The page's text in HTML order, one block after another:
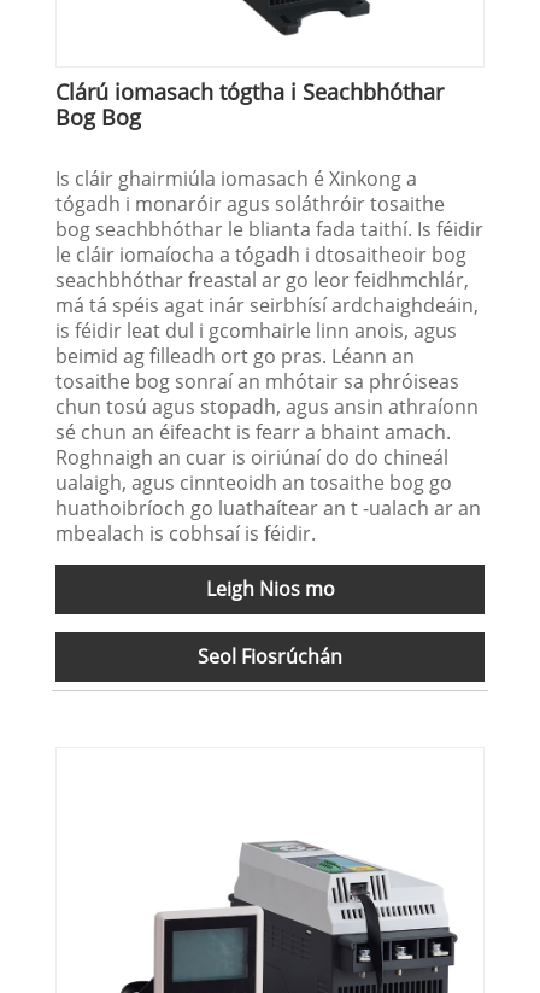
Clárú iomasach tógtha i Seachbhóthar
Bog Bog
Is cláir ghairmiúla iomasach é Xinkong a
tógadh i monaróir agus soláthróir tosaithe
bog seachbhóthar le blianta fada taithí. Is féidir
le cláir iomaíocha a tógadh i dtosaitheoir bog
seachbhóthar freastal ar go leor feidhmchlár,
má tá spéis agat inár seirbhísí ardchaighdeáin,
is féidir leat dul i gcomhairle linn anois, agus
beimid ag filleadh ort go pras. Léann an
tosaithe bog sonraí an mhótair sa phróiseas
chun tosú agus stopadh, agus ansin athraíonn
sé chun an éifeacht is fearr a bhaint amach.
Roghnaigh an cuar is oiriúnaí do do chineál
ualaigh, agus cinnteoidh an tosaithe bog go
huathoibríoch go luathaítear an t -ualach ar an
mbealach is cobhsaí is féidir.
Leigh Nios mo
Seol Fiosrúchán